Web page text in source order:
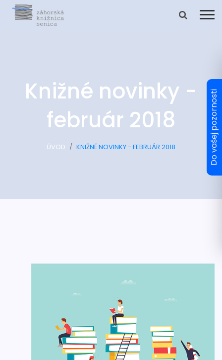
Knižné novinky -
február 2018
ÚVOD KNIŽNÉ NOVINKY - FEBRUÁR 2018